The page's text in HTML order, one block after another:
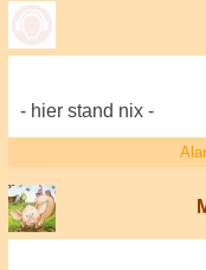
- hier stand nix -